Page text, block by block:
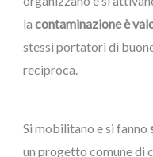
la contaminazione è
stessi portatori di
reciproca.
Si mobilitano e si fanno
un progetto comune di